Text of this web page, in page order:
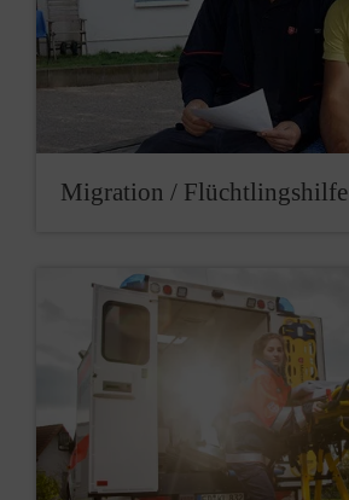
Migration / Flüchtlingshilfe